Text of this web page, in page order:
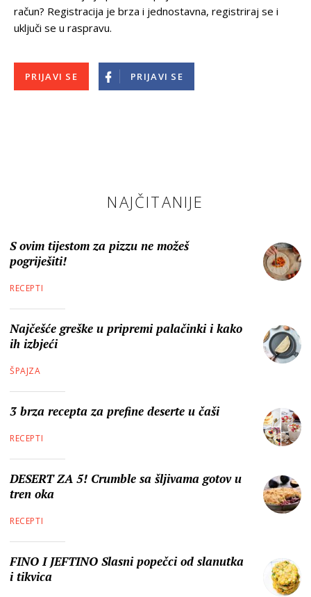
račun? Registracija je brza i jednostavna, registriraj se i
uključi se u raspravu.
PRIJAVI SE PRIJAVI SE
NAJČITANIJE
S ovim tijestom za pizzu ne možeš
pogriješiti!
RECEPTI
Najčešće greške u pripremi palačinki i kako
ih izbjeći
ŠPAJZA
3 brza recepta za prefine deserte u čaši
RECEPTI
DESERT ZA 5! Crumble sa šljivama gotov u
tren oka
RECEPTI
FINO I JEFTINO Slasni popečci od slanutka
i tikvica